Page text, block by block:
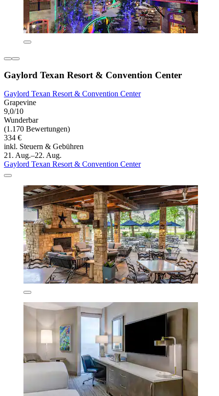
Gaylord Texan Resort & Convention Center
Gaylord Texan Resort & Convention Center
Grapevine
9,0/10
Wunderbar
(1.170 Bewertungen)
334 €
inkl. Steuern & Gebühren
21. Aug.–22. Aug.
Gaylord Texan Resort & Convention Center